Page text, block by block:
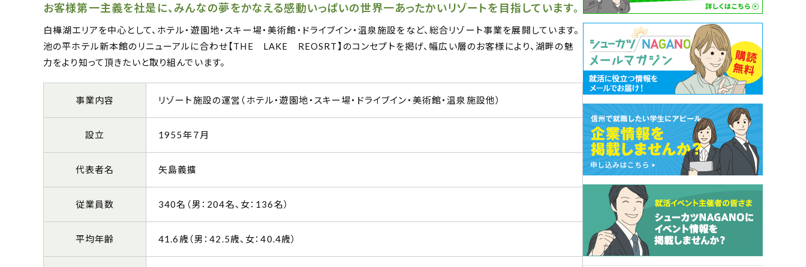
お客様第一主義を社是に、みんなの夢をかなえる感動いっぱいの世界一あったかいリゾートを目指しています。
白樺湖エリアを中心として、ホテル・遊園地・スキー場・美術館・ドライブイン・温泉施設をなど、総合リゾート事業を展開しています。
池の平ホテル新本館のリニューアルに合わせ【THE LAKE REOSRT】のコンセプトを掲げ、幅広い層のお客様により、湖畔の魅
力をより知って頂きたいと取り組んでいます。
事業内容 リゾート施設の運営（ホテル・遊園地・スキー場・ドライブイン・美術館・温泉施設他）
設立 1955年７月
代表者名 矢島義擴
従業員数 340名（男：204名、女：136名）
平均年齢 41.6歳（男：42.5歳、女：40.4歳）